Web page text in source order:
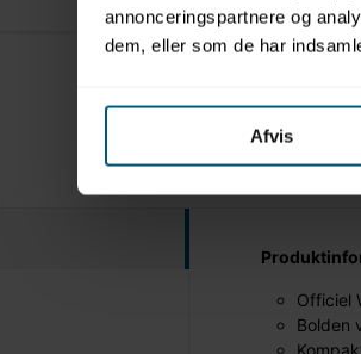
annonceringspartnere og
dem, eller som de har
Afvis
Officiel
Bolden